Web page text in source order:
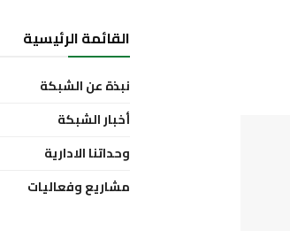
القائمة الرئيسية
نبذة عن الشبكة
أخبار الشبكة
وحداتنا الادارية
مشاريع وفعاليات